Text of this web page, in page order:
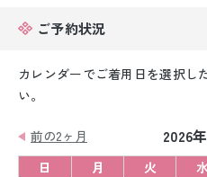
ご予約状況
カレンダーでご着用日を選択し
い。
前の2ヶ月 2026
日
月 火